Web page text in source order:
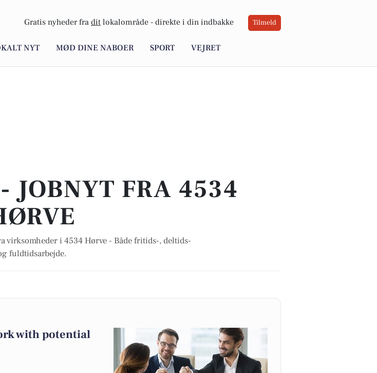
Gratis nyheder fra dit lokalområde - direkte i din indbakke Tilmeld
NYT MØD DINE NABOER SPORT VEJRET
JOBNYT FRA 4534
virksomheder i 4534 Hørve - Både fritids-, deltids-
fuldtidsarbejde.
with potential